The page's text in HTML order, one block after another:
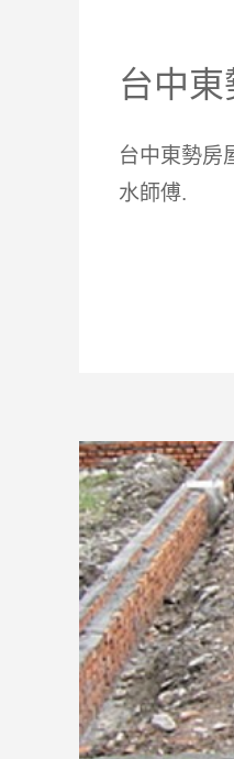
台中
台中東勢房
水師傅.